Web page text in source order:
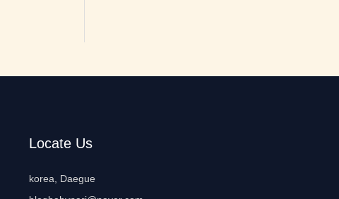
Locate Us
korea, Daegue